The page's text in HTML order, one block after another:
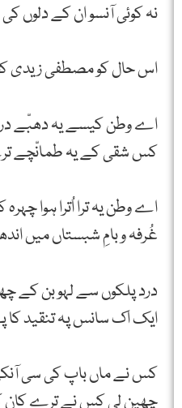
نہ کوئی آنسو ان کے دلوں
اس حال کو مصطفی زیدی
اے وطن کیسے یہ دھبّے در و
کس شقی کے یہ طمانّچے
اے وطن یہ ترا اُترا ہوا
غُرفہ و بامِ شبستاں میں
درد پلکوں سے لہو بن کے
ایک اک سانس پہ تنقید کا
کس نے ماں باپ کی سی
چھین لی کس نے ترے کان